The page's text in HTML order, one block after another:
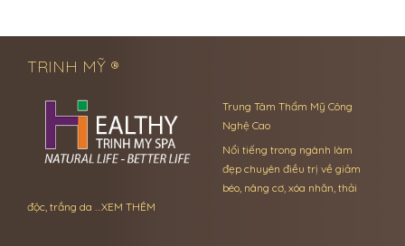
TRINH MỸ ®
Trung Tâm Thẩm Mỹ Công
Nghệ Cao
Nổi tiếng trong ngành làm
đẹp chuyên điều trị về giảm
béo, nâng cơ, xóa nhăn, thải
độc, trắng da …XEM THÊM